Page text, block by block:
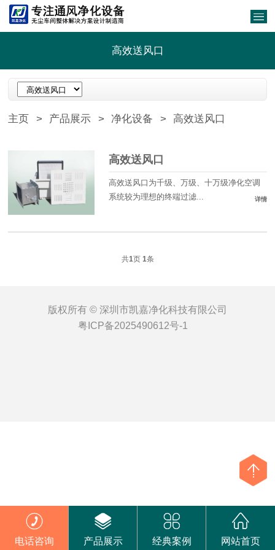
高效送风口
主页 > 产品展示 > 净化设备 > 高效送风口
高效送风口
高效送风口为千级、万级、十万级净化空调
系统较为理想的终端过滤...
详情
共1页 1条
版权所有 © 深圳市凯嘉净化科技有限公司
粤ICP备2025490612号-1
电话咨询 产品展示 经典案例 网站首页